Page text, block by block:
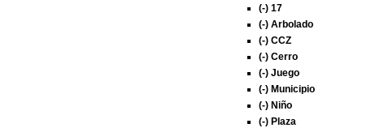
(-) 17
(-) Arbolado
(-) CCZ
(-) Cerro
(-) Juego
(-) Municipio
(-) Niño
(-) Plaza